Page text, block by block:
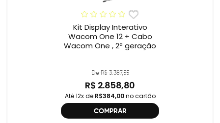
Kit Display Interativo
Wacom One 12 + Cabo
Wacom One , 2ª geração
De R$ 3.387,55
R$ 2.858,80
Até 12x de R$384,00no cartão
COMPRAR